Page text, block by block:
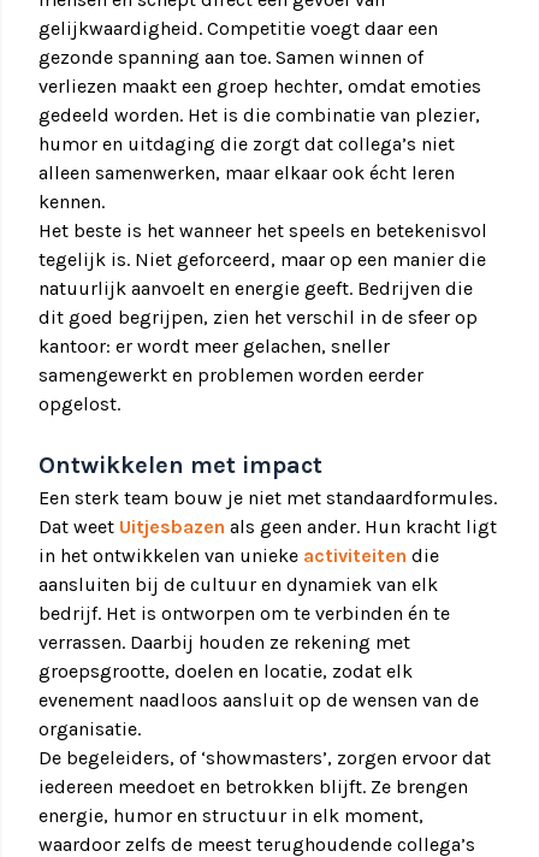
gelijkwaardigheid. Competitie voegt daar een
gezonde spanning aan toe. Samen winnen of
verliezen maakt een groep hechter, omdat emoties
gedeeld worden. Het is die combinatie van plezier,
humor en uitdaging die zorgt dat collega’s niet
alleen samenwerken, maar elkaar ook écht leren
kennen.
Het beste is het wanneer het speels en betekenisvol
tegelijk is. Niet geforceerd, maar op een manier die
natuurlijk aanvoelt en energie geeft. Bedrijven die
dit goed begrijpen, zien het verschil in de sfeer op
kantoor: er wordt meer gelachen, sneller
samengewerkt en problemen worden eerder
opgelost.
Ontwikkelen met impact
Een sterk team bouw je niet met standaardformules.
Dat weet Uitjesbazen als geen ander. Hun kracht ligt
in het ontwikkelen van unieke activiteiten die
aansluiten bij de cultuur en dynamiek van elk
bedrijf. Het is ontworpen om te verbinden én te
verrassen. Daarbij houden ze rekening met
groepsgrootte, doelen en locatie, zodat elk
evenement naadloos aansluit op de wensen van de
organisatie.
De begeleiders, of ‘showmasters’, zorgen ervoor dat
iedereen meedoet en betrokken blijft. Ze brengen
energie, humor en structuur in elk moment,
waardoor zelfs de meest terughoudende collega’s